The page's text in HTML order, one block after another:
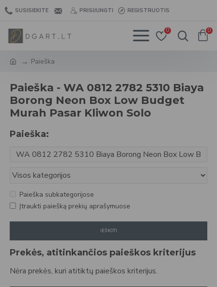
SUSISIEKITE PRISIJUNGTI REGISTRUOTIS
0 0
Paieška
Paieška - WA 0812 2782 5310 Biaya
Borong Neon Box Low Budget
Murah Pasar Kliwon Solo
Paieška:
Paieška subkategorijose
Įtraukti paiešką prekių aprašymuose
IEŠKOTI
Prekės, atitinkančios paieškos kriterijus
Nėra prekės, kuri atitiktų paieškos kriterijus.